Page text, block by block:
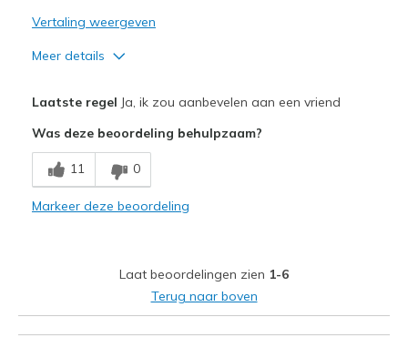
Vertaling weergeven
Meer details
Stylish
Minpunten
Poor Cushioning
Beste toepassingen
Casual Wear
Laatste regel Ja, ik zou aanbevelen aan een vriend
Was deze beoordeling behulpzaam?
11 0
Markeer deze beoordeling
Laat beoordelingen zien 1-6
Terug naar boven